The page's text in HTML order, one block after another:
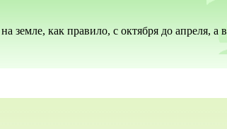
как правило, с октября до апреля, а в